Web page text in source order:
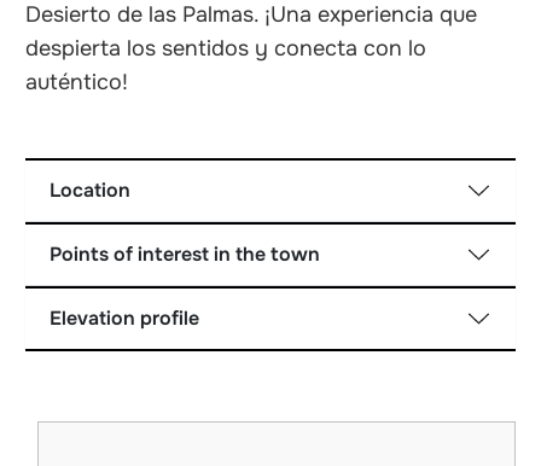
Desierto de las Palmas. ¡Una experiencia que
despierta los sentidos y conecta con lo
auténtico!
Location
Points of interest in the town
Elevation profile